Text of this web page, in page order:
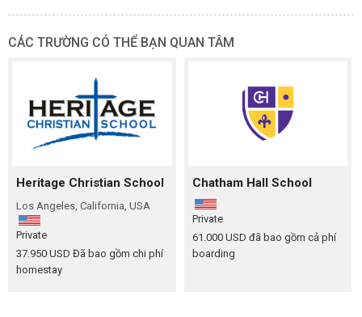
CÁC TRƯỜNG CÓ THỂ BẠN QUAN TÂM
Heritage Christian School
Los Angeles, California, USA
Private
37.950 USD Đã bao gồm chi phí
homestay
Chatham Hall School
Private
61.000 USD đã bao gồm cả phí
boarding